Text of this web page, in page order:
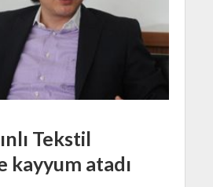
Tekstil
kayyum atadı